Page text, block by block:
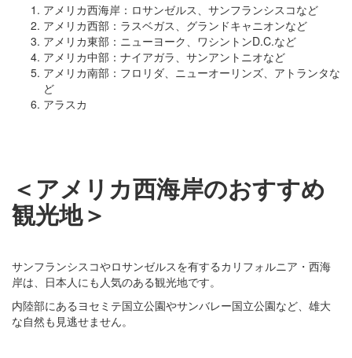
アメリカ西海岸：ロサンゼルス、サンフランシスコなど
アメリカ西部：ラスベガス、グランドキャニオンなど
アメリカ東部：ニューヨーク、ワシントンD.C.など
アメリカ中部：ナイアガラ、サンアントニオなど
アメリカ南部：フロリダ、ニューオーリンズ、アトランタな
ど
アラスカ
＜アメリカ西海岸のおすすめ
観光地＞
サンフランシスコやロサンゼルスを有するカリフォルニア・西海
岸は、日本人にも人気のある観光地です。
内陸部にあるヨセミテ国立公園やサンバレー国立公園など、雄大
な自然も見逃せません。